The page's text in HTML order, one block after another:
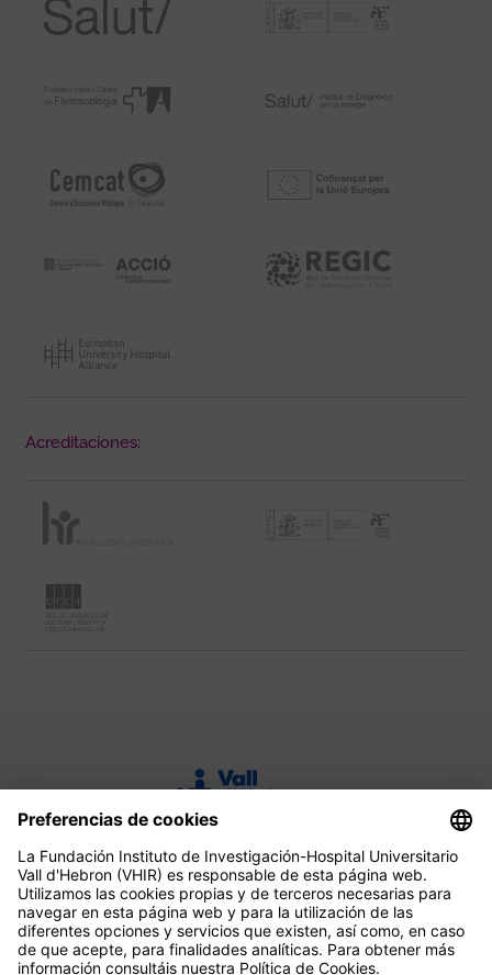
Acreditaciones: